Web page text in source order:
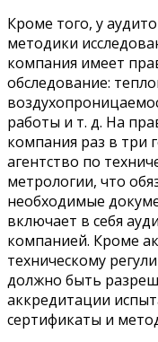
Кроме того, у
методики
компания имеет
обследование:
работы и т. д. На
компания раз в три
агентство по
метрологии, что
необходимые
включает в себя
компанией. Кроме
техническому
должно быть
аккредитации
сертификаты и